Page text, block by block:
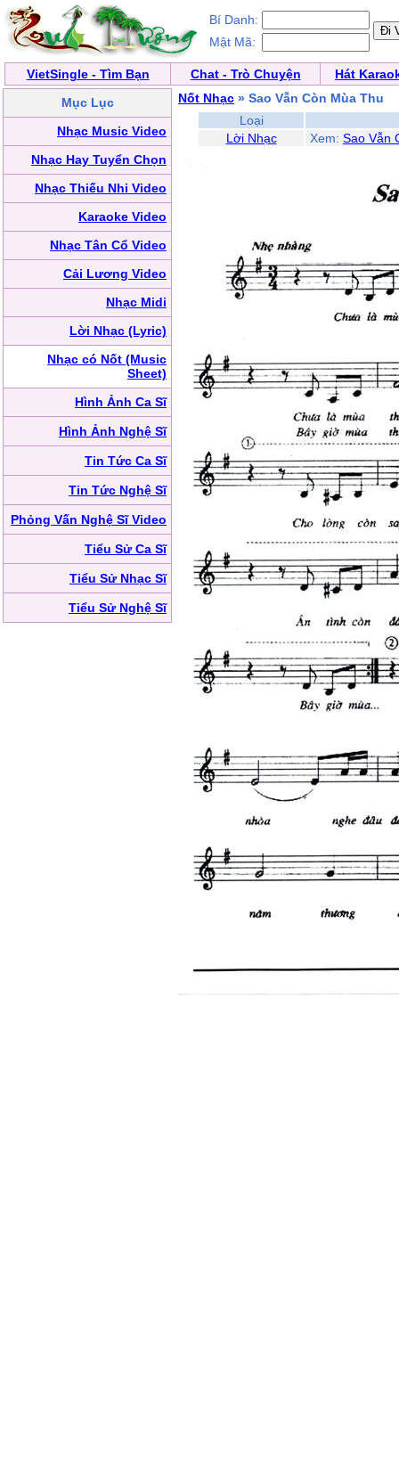
Bí Danh:
Mật Mã:
VietSingle - Tìm Bạn Chat - Trò Chuyện
Hát
Mục Lục
Nhạc Music Video
Nhạc Hay Tuyển Chọn
Nhạc Thiếu Nhi Video
Karaoke Video
Nhạc Tân Cổ Video
Cải Lương Video
Nhạc Midi
Lời Nhạc (Lyric)
Nhạc có Nốt (Music
Sheet)
Hình Ảnh Ca Sĩ
Hình Ảnh Nghệ Sĩ
Tin Tức Ca Sĩ
Tin Tức Nghệ Sĩ
Phỏng Vấn Nghệ Sĩ Video
Tiểu Sử Ca Sĩ
Tiểu Sử Nhạc Sĩ
Tiểu Sử Nghệ Sĩ
Nốt Nhạc » Sao Vẫn Còn Mùa Thu
Loại
Lời Nhạc
Xem: Sao Vẫn